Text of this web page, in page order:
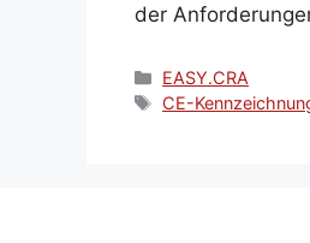
der
Kategorien
EASY.CRA
Schlagwörter
CE-